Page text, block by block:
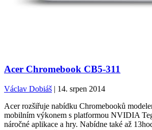
Acer Chromebook CB5-311
Václav Dobiáš| 14. srpen 2014
Acer rozšiřuje nabídku Chromebooků
mobilním výkonem s platformou NVIDIA
náročné aplikace a hry. Nabídne také až